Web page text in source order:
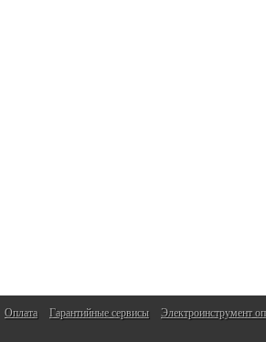
Оплата Гарантийные сервисы Электроинструмент